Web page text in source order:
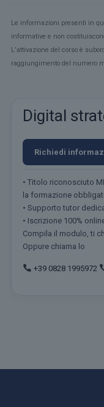
Le informazioni presenti in
informative e non
L’attivazione del corso è
raggiungimento del numero
Digital
Richiedi
• Titolo riconosciuto
la formazione
• Supporto tutor
• Iscrizione 100%
Compila il modulo, ti
Oppure chiama lo
+39 0828 1995972